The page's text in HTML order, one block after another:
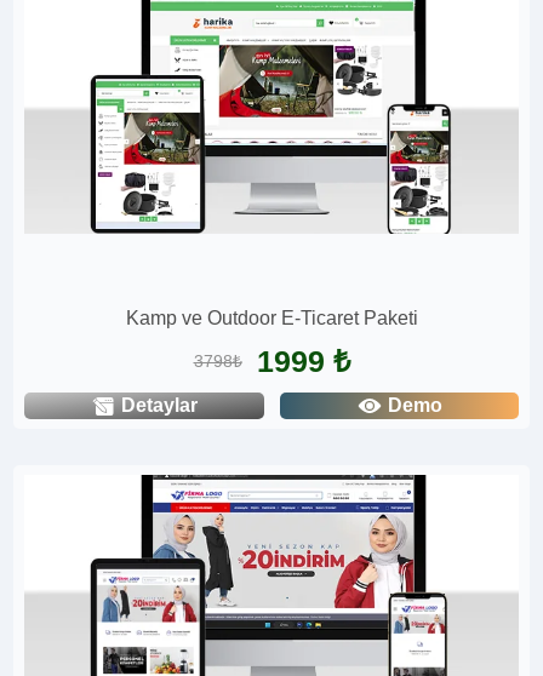
Kamp ve Outdoor E-Ticaret Paketi
3798₺ 1999 ₺
Detaylar Demo